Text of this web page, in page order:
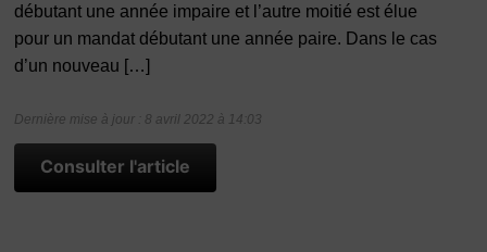
débutant une année impaire et l’autre moitié est élue
pour un mandat débutant une année paire. Dans le cas
d’un nouveau […]
Dernière mise à jour : 8 avril 2022 à 14:03
Consulter l'article